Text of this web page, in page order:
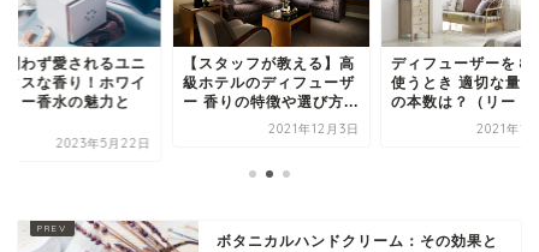
問わず愛されるユニ
クスな香り！ホワイ
ィー香水の魅力と
2023年5月22日
【スタッフが教える】高
級ホテルのディフューザ
ー 香りの特徴や選び方...
2021年12月3日
ディフューザーを８
使うとき 適切な量は
の本数は？（リード
2021年12
ボタニカルハンドクリーム：その効果と